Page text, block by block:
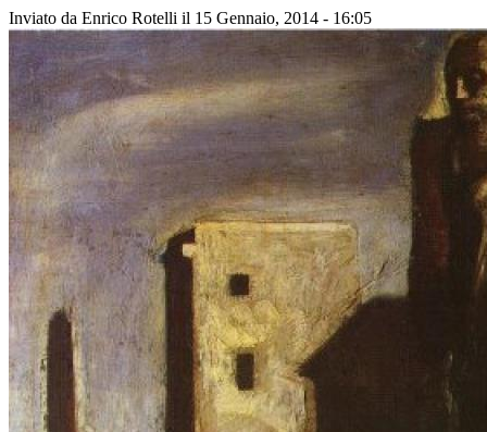
Inviato da Enrico Rotelli il 15 Gennaio, 2014 - 16:05